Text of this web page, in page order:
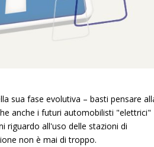
sua fase evolutiva – basti pensare
anche i futuri automobilisti "elettrici"
riguardo all'uso delle stazioni di
non è mai di troppo.